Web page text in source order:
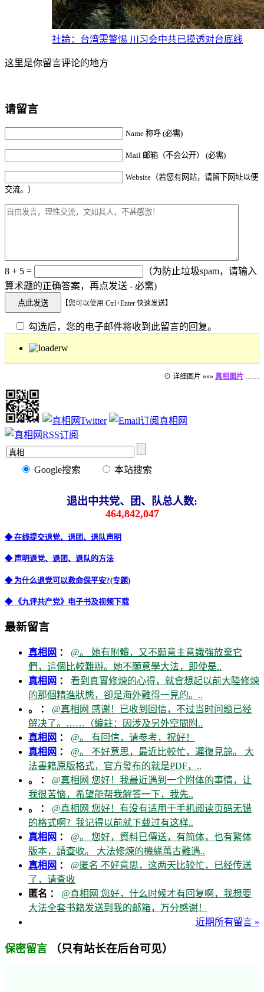
社論：台湾需警惕 川习会中共已摸透对台底线
这里是你留言评论的地方
请留言
Name 称呼 (必需)
Mail 邮箱（不会公开） (必需)
Website（若您有网站，请留下网址以便
交流。）
8 + 5 =
（为防止垃圾spam，请输入
算术题的正确答案，再点发送 - 必需)
【您可以使用 Ctrl+Enter 快速发送】
勾选后，您的电子邮件将收到此留言的回复。
⊙ 详细图片 »»» 真相图片 ……
Google搜索 本站搜索
退出中共党、团、队总人数:
464,842,047
◆ 在线提交退党、退团、退队声明
◆ 声明退党、退团、退队的方法
◆ 为什么退党可以救命保平安?(专题)
◆ 《九评共产党》电子书及视频下载
最新留言
真相网 ： @。 她有附體，又不願意主意識強放棄它
們，這個比較難辦。她不願意學大法，即使是..
真相网 ： 看到真實修煉的心得，就會想起以前大陸修煉
的那個精進狀態，卻是海外難得一見的。..
。 ： @真相网 感谢！已收到回信，不过当时问题已经
解决了。……（編註：因涉及另外空間附..
真相网 ： @。 有回信，请参考，祝好！
真相网 ： @。 不好意思，最近比較忙，遲復見諒。 大
法書籍原版格式，官方發布的就是PDF，..
。 ： @真相网 您好！我最近遇到一个附体的事情，让
我很苦恼，希望能帮我解答一下，我先..
。 ： @真相网 您好！有没有适用于手机阅读页码无错
的格式啊？我记得以前就下载过有这样..
真相网 ： @。 您好，資料已傳送，有简体，也有繁体
版本，請查收。 大法修煉的機緣萬古難遇..
真相网 ： @匿名 不好意思，这两天比较忙，已经传送
了，请查收
匿名 ： @真相网 您好，什么时候才有回复啊，我想要
大法全套书籍发送到我的邮箱，万分感谢！
近期所有留言 »
保密留言 （只有站长在后台可见）